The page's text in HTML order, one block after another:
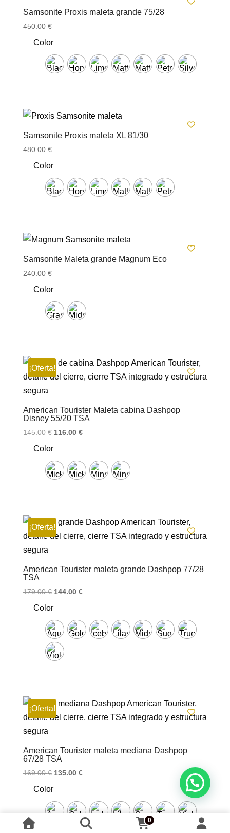
Samsonite Proxis maleta grande 75/28
450.00 €
Color
Samsonite Proxis maleta XL 81/30
480.00 €
Color
Samsonite Maleta grande Magnum Eco
240.00 €
Color
¡Oferta!
American Tourister Maleta cabina Dashpop
Disney 55/20 TSA
145.00€ El
era:
145.00 €.
116.00 €El
es:
116.00 €.
Color
¡Oferta!
American Tourister maleta grande Dashpop 77/28
TSA
179.00€ El
era:
179.00 €.
144.00 €El
es:
144.00 €.
Color
¡Oferta!
American Tourister maleta mediana Dashpop
67/28 TSA
169.00€ El
era:
169.00 €.
135.00 €El
es:
135.00 €.
Color
0